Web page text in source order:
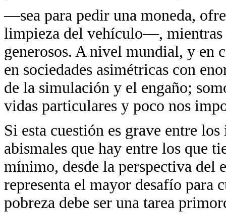
—sea para pedir una moneda,
limpieza del vehículo—, mientras
generosos. A nivel mundial, y en
en sociedades asimétricas con
de la simulación y el engaño;
vidas particulares y poco nos
Si esta cuestión es grave entre
abismales que hay entre los que
mínimo, desde la perspectiva del
representa el mayor desafío para
pobreza debe ser una tarea